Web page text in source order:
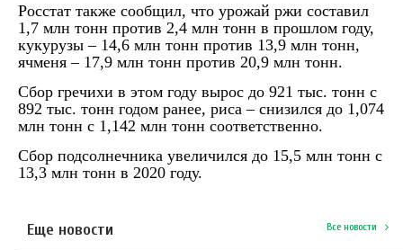
Росстат также сообщил, что урожай ржи составил
1,7 млн тонн против 2,4 млн тонн в прошлом году,
кукурузы – 14,6 млн тонн против 13,9 млн тонн,
ячменя – 17,9 млн тонн против 20,9 млн тонн.
Сбор гречихи в этом году вырос до 921 тыс. тонн с
892 тыс. тонн годом ранее, риса – снизился до 1,074
млн тонн с 1,142 млн тонн соответственно.
Сбор подсолнечника увеличился до 15,5 млн тонн с
13,3 млн тонн в 2020 году.
Еще новости Все новости